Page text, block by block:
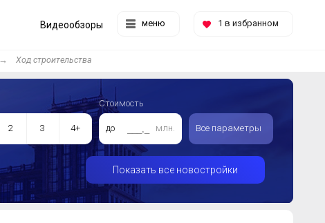
меню 1 в избранном
Видеообзоры
Ход строительства
2 3 4+
Стоимость
до млн. Все параметры
Показать все новостройки